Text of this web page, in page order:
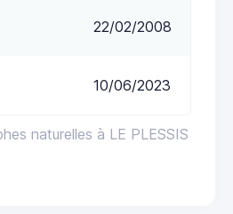
naturelles à LE PLESSIS
22/02/2008
10/06/2023